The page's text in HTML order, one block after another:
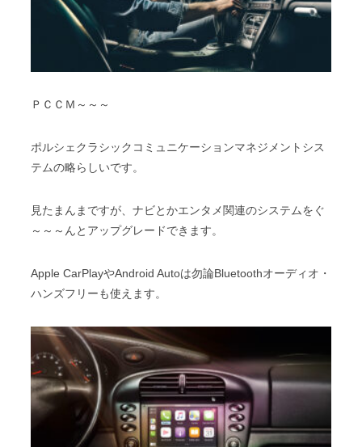
ＰＣＣＭ～～～
ポルシェクラシックコミュニケーションマネジメントシス
テムの略らしいです。
見たまんまですが、ナビとかエンタメ関連のシステムをぐ
～～～んとアップグレードできます。
Apple CarPlayやAndroid Autoは勿論Bluetoothオーディオ・
ハンズフリーも使えます。